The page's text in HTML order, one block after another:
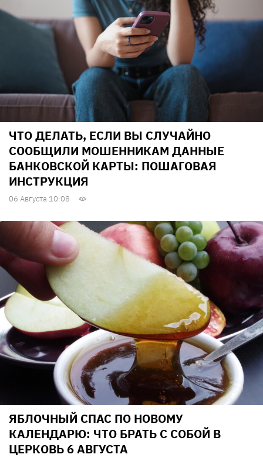
ЧТО ДЕЛАТЬ, ЕСЛИ ВЫ СЛУЧАЙНО
СООБЩИЛИ МОШЕННИКАМ ДАННЫЕ
БАНКОВСКОЙ КАРТЫ: ПОШАГОВАЯ
ИНСТРУКЦИЯ
06 Августа 10:08
ЯБЛОЧНЫЙ СПАС ПО НОВОМУ
КАЛЕНДАРЮ: ЧТО БРАТЬ С СОБОЙ В
ЦЕРКОВЬ 6 АВГУСТА